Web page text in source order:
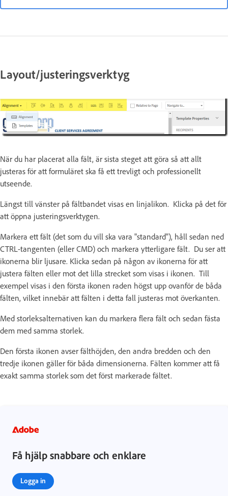
Layout/justeringsverktyg
När du har placerat alla fält, är sista steget att göra så att allt
justeras för att formuläret ska få ett trevligt och professionellt
utseende.
Längst till vänster på fältbandet visas en linjalikon. Klicka på det för
att öppna justeringsverktygen.
Markera ett fält (det som du vill ska vara "standard"), håll sedan ned
CTRL-tangenten (eller CMD) och markera ytterligare fält. Du ser att
ikonerna blir ljusare. Klicka sedan på någon av ikonerna för att
justera fälten eller mot det lilla strecket som visas i ikonen. Till
exempel visas i den första ikonen raden högst upp ovanför de båda
fälten, vilket innebär att fälten i detta fall justeras mot överkanten.
Med storleksalternativen kan du markera flera fält och sedan fästa
dem med samma storlek.
Den första ikonen avser fälthöjden, den andra bredden och den
tredje ikonen gäller för båda dimensionerna. Fälten kommer att få
exakt samma storlek som det först markerade fältet.
Få hjälp snabbare och enklare
Logga in